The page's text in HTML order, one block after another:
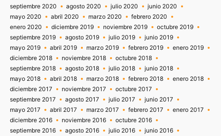
septiembre 2020
agosto 2020 julio 2020
junio 2020
mayo 2020
abril 2020 marzo 2020
febrero 2020
enero 2020
diciembre 2019 noviembre 2019
octubre 2019
septiembre 2019
agosto 2019 julio 2019
junio 2019
mayo 2019
abril 2019 marzo 2019 febrero 2019
enero 2019
diciembre 2018
noviembre 2018
octubre 2018
septiembre 2018
agosto 2018 julio 2018
junio 2018
mayo 2018
abril 2018 marzo 2018 febrero 2018
enero 2018
diciembre 2017
noviembre 2017
octubre 2017
septiembre 2017
agosto 2017 julio 2017
junio 2017
mayo 2017
abril 2017 marzo 2017 febrero 2017
enero 2017
diciembre 2016
noviembre 2016
octubre 2016
septiembre 2016
agosto 2016 julio 2016
junio 2016